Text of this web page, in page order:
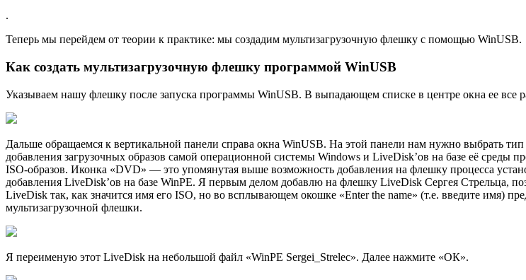
.
Теперь мы перейдем от теории к практике: мы создадим мультизагрузочную флешку с помощью WinUSB.
Как создать мультизагрузочную флешку программой WinUSB
Указываем нашу флешку после запуска программы WinUSB. В выпадающем списке в центре окна ее все
Дальше обращаемся к вертикальной панели справа окна WinUSB. На этой панели нам нужно выбрать
добавления загрузочных образов самой операционной системы Windows и LiveDisk’ов на базе её среды
ISO-образов. Иконка «DVD» — это упомянутая выше возможность добавления на флешку процесса
добавления LiveDisk’ов на базе WinPE. Я первым делом добавлю на флешку LiveDisk Сергея Стрельца,
LiveDisk так, как значится имя его ISO, но во всплывающем окошке «Enter the name» (т.е. введите имя)
мультизагрузочной флешки.
Я переименую этот LiveDisk на небольшой файл «WinPE Sergei_Strelec». Далее нажмите «ОК».